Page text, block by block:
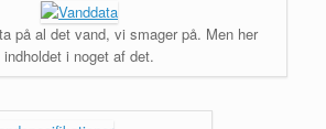
på al det vand, vi smager på. Men her
indholdet i noget af det.